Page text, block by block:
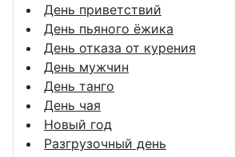
День приветствий
День пьяного ёжика
День отказа от курения
День мужчин
День танго
День чая
Новый год
Разгрузочный день